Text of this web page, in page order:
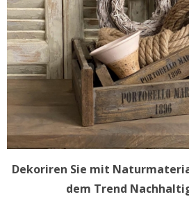
Dekoriren Sie mit
dem Trend